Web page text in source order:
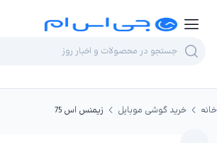
خانه خرید گوشی موبایل زیمنس اس 75